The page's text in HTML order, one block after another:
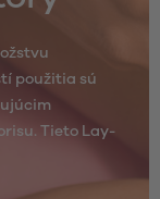
použitia sú
Tieto Lay-